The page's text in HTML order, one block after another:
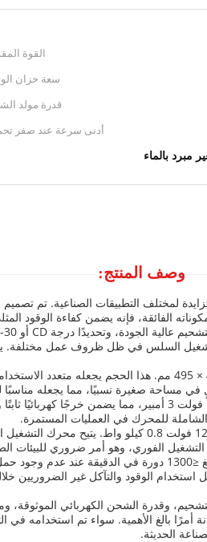
القوة
سعة خزان
قدرة مولد
أدنى سرعة عند صفر
مبرد بالماء
وصف المنتج:
لمختلف التطبيقات الصناعية. تم تصميم
فإنه يضمن كفاءة الوقود المثلى
التشغيل السلس في ظل ظروف عمل
الأبعاد الإجمالية لمحرك الديزل الصناعي مضغوطة ومصممة
مساحة صغيرة نسبيًا، مما يجعله
تعد قدرة الشحن جانبًا مهمًا آخر لمحرك الديزل الصناعي هذا. يتميز
للمحرك في العمليات المستمرة.
بالحديث عن محرك التشغيل، تم تجهيز محرك الديزل
الفوري، وهو أمر ضروري للبيئات
ميزة أخرى مهمة لمحرك الديزل الصناعي هذا هي قدرته على العمل
الوقود والتآكل غير الضروريين
وقدرة الشحن الكهربائي
بالغ الأهمية. سواء تم استخدامه في
الحديثة.